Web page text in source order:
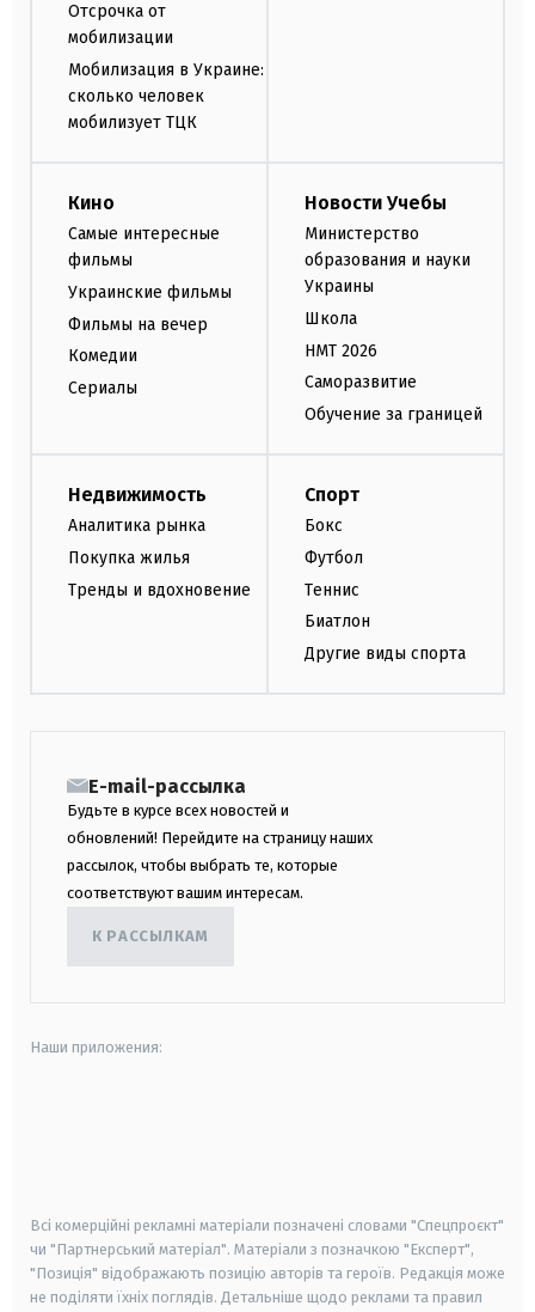
Отсрочка от
мобилизации
Мобилизация в Украине:
сколько человек
мобилизует ТЦК
Кино
Самые интересные
фильмы
Украинские фильмы
Фильмы на вечер
Комедии
Сериалы
Новости Учебы
Министерство
образования и науки
Украины
Школа
НМТ 2026
Саморазвитие
Обучение за границей
Недвижимость
Аналитика рынка
Покупка жилья
Тренды и вдохновение
Спорт
Бокс
Футбол
Теннис
Биатлон
Другие виды спорта
E-mail-рассылка
Будьте в курсе всех новостей и
обновлений! Перейдите на страницу наших
рассылок, чтобы выбрать те, которые
соответствуют вашим интересам.
К РАССЫЛКАМ
Наши приложения:
Всі комерційні рекламні матеріали позначені словами "Спецпроєкт"
чи "Партнерський матеріал". Матеріали з позначкою "Експерт",
"Позиція" відображають позицію авторів та героїв. Редакція може
не поділяти їхніх поглядів. Детальніше щодо реклами та правил